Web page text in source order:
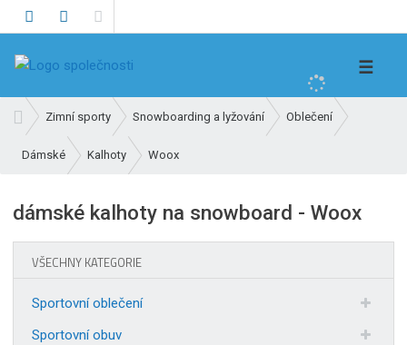
t
☰
v
o
í
Zimní sporty Snowboarding a lyžování Oblečení
Dámské Kalhoty Woox
dámské kalhoty na snowboard - Woox
VŠECHNY KATEGORIE
Sportovní oblečení
Sportovní obuv